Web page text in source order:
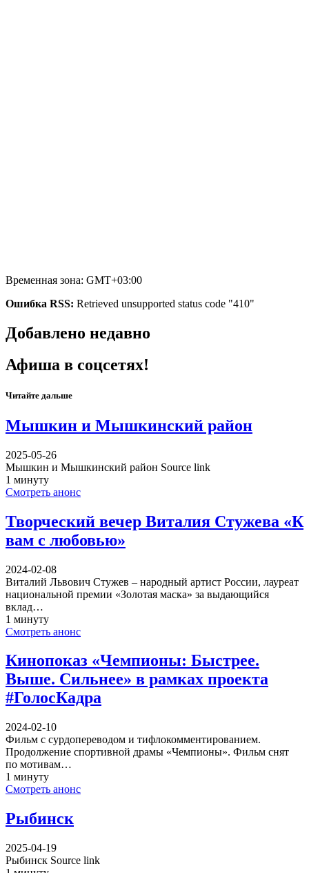
Временная зона: GMT+03:00
Ошибка RSS: Retrieved unsupported status code "410"
Добавлено недавно
Афиша в соцсетях!
Читайте дальше
Мышкин и Мышкинский район
2025-05-26
Мышкин и Мышкинский район Source link
1 минуту
Смотреть анонс
Творческий вечер Виталия Стужева «К
вам с любовью»
2024-02-08
Виталий Львович Стужев – народный артист России, лауреат
национальной премии «Золотая маска» за выдающийся
вклад…
1 минуту
Смотреть анонс
Кинопоказ «Чемпионы: Быстрее.
Выше. Сильнее» в рамках проекта
#ГолосКадра
2024-02-10
Фильм с сурдопереводом и тифлокомментированием.
Продолжение спортивной драмы «Чемпионы». Фильм снят
по мотивам…
1 минуту
Смотреть анонс
Рыбинск
2025-04-19
Рыбинск Source link